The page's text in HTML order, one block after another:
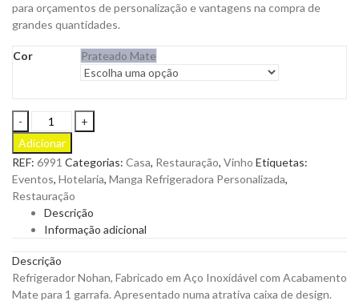
para orçamentos de personalização e vantagens na compra de
grandes quantidades.
Cor Prateado Mate
Refrigerador
Nohan,
Fabricado
em
Aço
Inoxidável
com
Acabamento
para
Personalizar
Adicionar
REF: 6991 Categorias: Casa, Restauração, Vinho Etiquetas:
Eventos, Hotelaria, Manga Refrigeradora Personalizada,
Restauração
Descrição
Informação adicional
Descrição
Refrigerador Nohan, Fabricado em Aço Inoxidável com Acabamento
Mate para 1 garrafa. Apresentado numa atrativa caixa de design.